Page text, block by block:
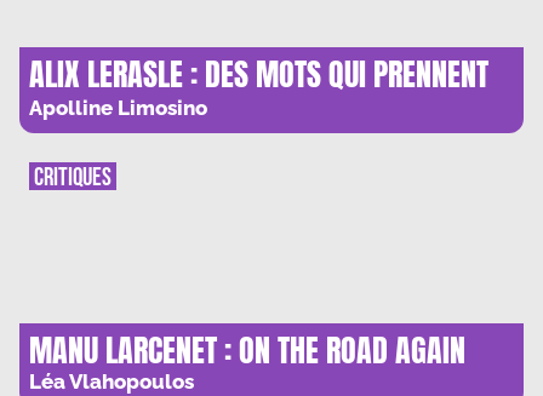
ALIX LERASLE : DES MOTS QUI PRENNENT
SOIN DES ENFANTS CASSES
Apolline Limosino
MANU LARCENET : ON THE ROAD AGAIN
Léa Vlahopoulos
CRITIQUES